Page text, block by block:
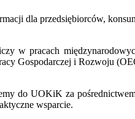
dla przedsiębiorców,
w pracach
Gospodarczej i Rozwoju
do UOKiK za
wsparcie.